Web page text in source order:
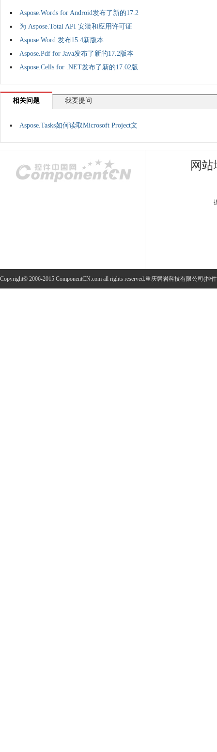
Aspose.Words for Android发布了新的17.2
为 Aspose.Total API 安装和应用许可证
Aspose Word 发布15.4新版本
Aspose.Pdf for Java发布了新的17.2版本
Aspose.Cells for .NET发布了新的17.02版
相关问题 我要提问
Aspose.Tasks如何读取Microsoft Project文
网
Copyright© 2006-2015 ComponentCN.com all rights reserved.重庆磐岩科技有限公司(